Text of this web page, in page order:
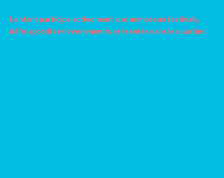
L’enfant participe activement aux nombreux festivals,
défis sportifs et évènements présentés dans le quartier.